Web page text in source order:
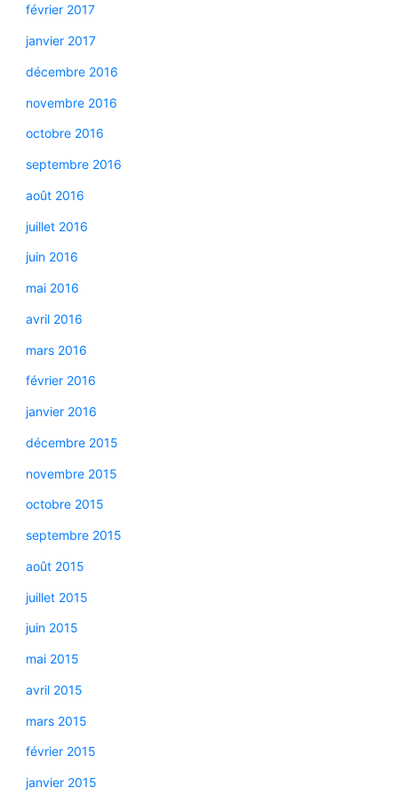
février 2017
janvier 2017
décembre 2016
novembre 2016
octobre 2016
septembre 2016
août 2016
juillet 2016
juin 2016
mai 2016
avril 2016
mars 2016
février 2016
janvier 2016
décembre 2015
novembre 2015
octobre 2015
septembre 2015
août 2015
juillet 2015
juin 2015
mai 2015
avril 2015
mars 2015
février 2015
janvier 2015